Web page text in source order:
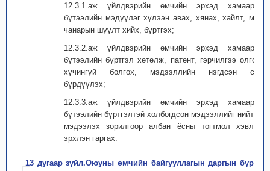
12.3.1.аж үйлдвэрийн өмчийн эрхэд хамаарах
бүтээлийн мэдүүлэг хүлээн авах, хянах, хайлт, мөн
чанарын шүүлт хийх, бүртгэх;
12.3.2.аж үйлдвэрийн өмчийн эрхэд хамаарах
бүтээлийн бүртгэл хөтөлж, патент, гэрчилгээ олгох,
хүчингүй болгох, мэдээллийн нэгдсэн сан
бүрдүүлэх;
12.3.3.аж үйлдвэрийн өмчийн эрхэд хамаарах
бүтээлийн бүртгэлтэй холбогдсон мэдээллийг нийтэд
мэдээлэх зорилгоор албан ёсны тогтмол хэвлэл
эрхлэн гаргах.
13 дугаар зүйл.Оюуны өмчийн байгууллагын даргын бүрэн